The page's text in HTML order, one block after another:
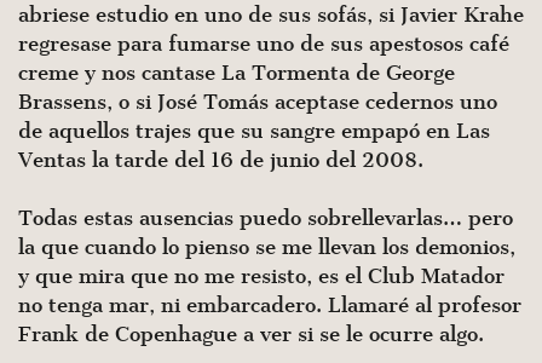
abriese estudio en uno de sus sofás, si Javier Krahe
regresase para fumarse uno de sus apestosos café
creme y nos cantase La Tormenta de George
Brassens, o si José Tomás aceptase cedernos uno
de aquellos trajes que su sangre empapó en Las
Ventas la tarde del 16 de junio del 2008.
Todas estas ausencias puedo sobrellevarlas… pero
la que cuando lo pienso se me llevan los demonios,
y que mira que no me resisto, es el Club Matador
no tenga mar, ni embarcadero. Llamaré al profesor
Frank de Copenhague a ver si se le ocurre algo.